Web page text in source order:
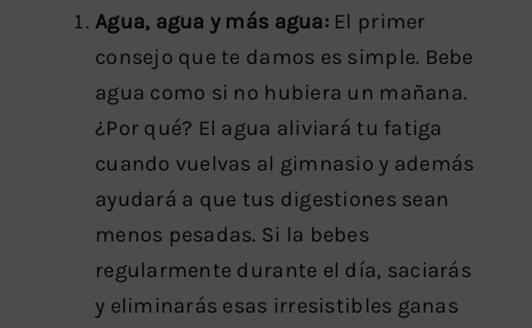
Agua, agua y más agua: El primer
consejo que te damos es simple. Bebe
agua como si no hubiera un mañana.
¿Por qué? El agua aliviará tu fatiga
cuando vuelvas al gimnasio y además
ayudará a que tus digestiones sean
menos pesadas. Si la bebes
regularmente durante el día, saciarás
y eliminarás esas irresistibles ganas